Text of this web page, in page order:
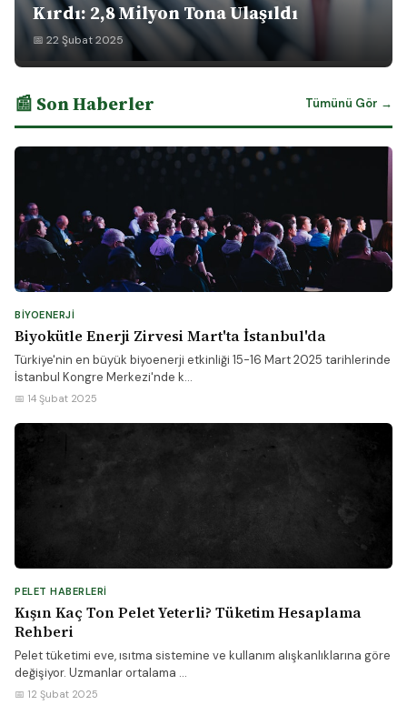
Kırdı: 2,8 Milyon Tona Ulaşıldı
📅 22 Şubat 2025
📰 Son Haberler Tümünü Gör →
BIYOENERJI
Biyokütle Enerji Zirvesi Mart'ta İstanbul'da
Türkiye'nin en büyük biyoenerji etkinliği 15-16 Mart 2025 tarihlerinde
İstanbul Kongre Merkezi'nde k...
📅 14 Şubat 2025
PELET HABERLERI
Kışın Kaç Ton Pelet Yeterli? Tüketim Hesaplama
Rehberi
Pelet tüketimi eve, ısıtma sistemine ve kullanım alışkanlıklarına göre
değişiyor. Uzmanlar ortalama ...
📅 12 Şubat 2025